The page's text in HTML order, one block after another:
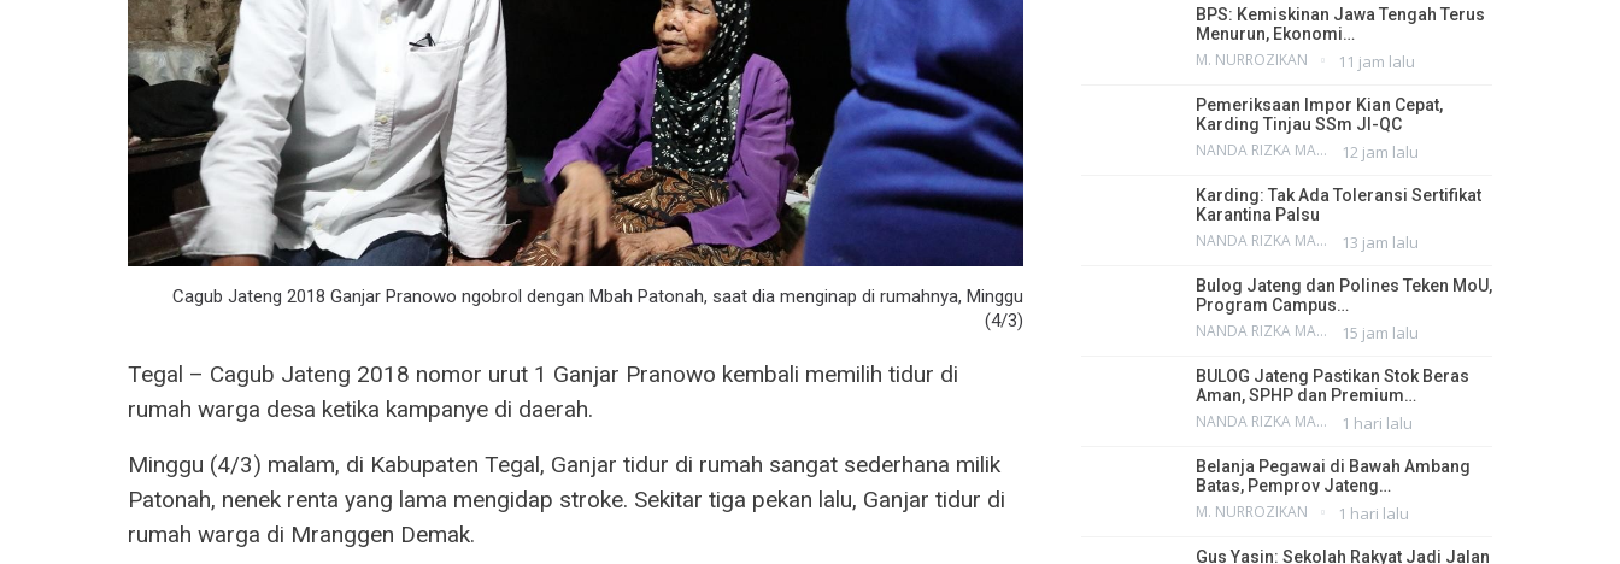
Cagub Jateng 2018 Ganjar Pranowo ngobrol dengan Mbah Patonah, saat dia menginap di rumahnya, Minggu
(4/3)
Tegal – Cagub Jateng 2018 nomor urut 1 Ganjar Pranowo kembali memilih tidur di
rumah warga desa ketika kampanye di daerah.
Minggu (4/3) malam, di Kabupaten Tegal, Ganjar tidur di rumah sangat sederhana milik
Patonah, nenek renta yang lama mengidap stroke. Sekitar tiga pekan lalu, Ganjar tidur di
rumah warga di Mranggen Demak.
BPS: Kemiskinan Jawa Tengah Terus
Menurun, Ekonomi…
M. NURROZIKAN 11 jam lalu
Pemeriksaan Impor Kian Cepat,
Karding Tinjau SSm JI-QC
NANDA RIZKA MAHENDRA 12 jam lalu
Karding: Tak Ada Toleransi Sertifikat
Karantina Palsu
NANDA RIZKA MAHENDRA 13 jam lalu
Bulog Jateng dan Polines Teken MoU,
Program Campus…
NANDA RIZKA MAHENDRA 15 jam lalu
BULOG Jateng Pastikan Stok Beras
Aman, SPHP dan Premium…
NANDA RIZKA MAHENDRA 1 hari lalu
Belanja Pegawai di Bawah Ambang
Batas, Pemprov Jateng…
M. NURROZIKAN 1 hari lalu
Gus Yasin: Sekolah Rakyat Jadi Jalan